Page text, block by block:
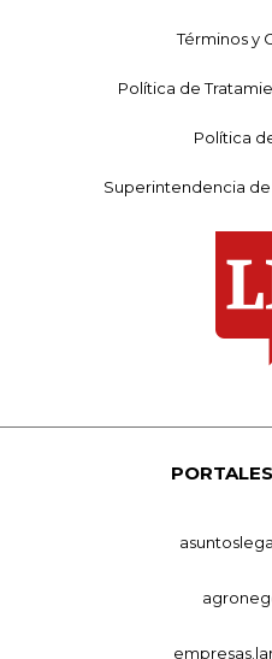
Términos y
Política de
Política
Superintendencia